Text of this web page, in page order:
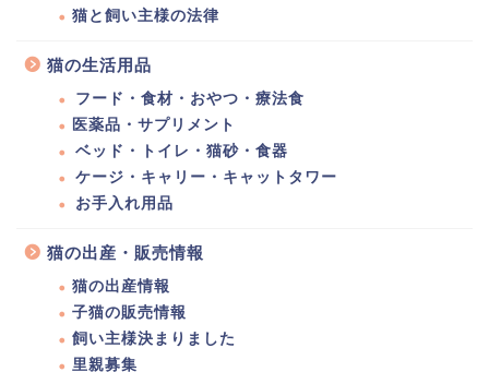
猫と飼い主様の法律
猫の生活用品
フード・食材・おやつ・療法食
医薬品・サプリメント
ベッド・トイレ・猫砂・食器
ケージ・キャリー・キャットタワー
お手入れ用品
猫の出産・販売情報
猫の出産情報
子猫の販売情報
飼い主様決まりました
里親募集